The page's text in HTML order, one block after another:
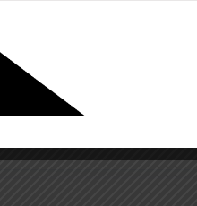
my name, email, and
POST COMMENT